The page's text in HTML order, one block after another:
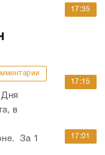
Дня
в
За 1
17:35
17:15
17:01